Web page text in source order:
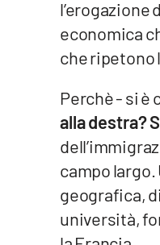
Calabriavisione
Destinazioni
l’erogazione
economica
che ripetono
Perchè - si è
alla destra?
campo
geografica,
università,